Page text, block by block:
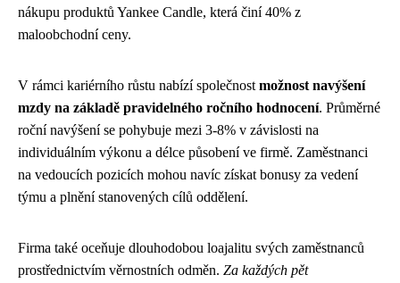
nákupu produktů Yankee Candle, která činí 40% z
maloobchodní ceny.
V rámci kariérního růstu nabízí společnost možnost navýšení
mzdy na základě pravidelného ročního hodnocení. Průměrné
roční navýšení se pohybuje mezi 3-8% v závislosti na
individuálním výkonu a délce působení ve firmě. Zaměstnanci
na vedoucích pozicích mohou navíc získat bonusy za vedení
týmu a plnění stanovených cílů oddělení.
Firma také oceňuje dlouhodobou loajalitu svých zaměstnanců
prostřednictvím věrnostních odměn. Za každých pět